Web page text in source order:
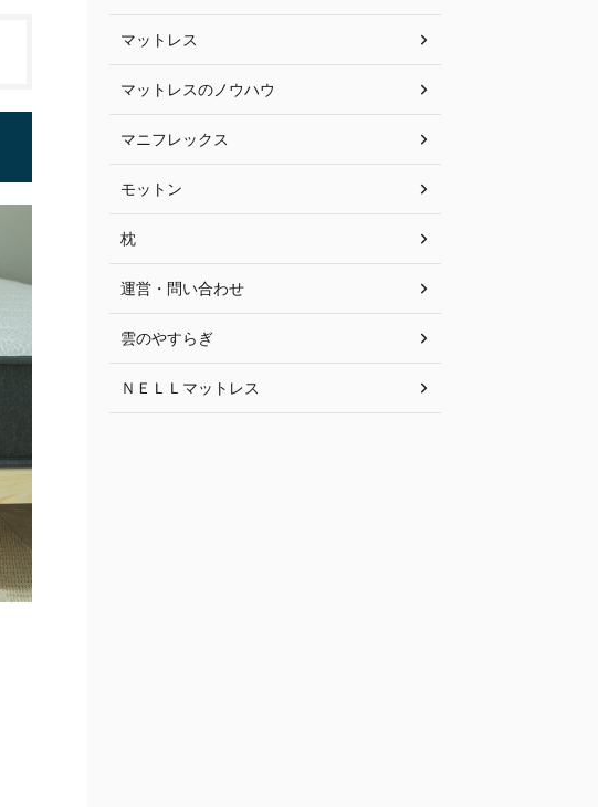
マットレス
マットレスのノウハウ
マニフレックス
モットン
枕
運営・問い合わせ
雲のやすらぎ
ＮＥＬＬマットレス